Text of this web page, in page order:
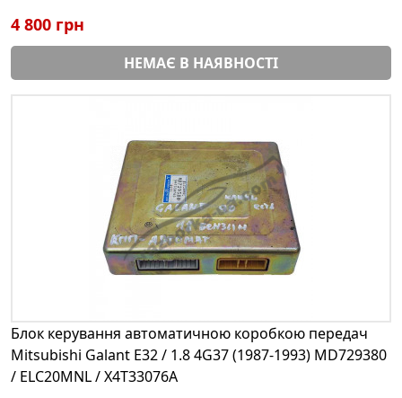
4 800 грн
НЕМАЄ В НАЯВНОСТІ
Блок керування автоматичною коробкою передач
Mitsubishi Galant E32 / 1.8 4G37 (1987-1993) MD729380
/ ELC20MNL / X4T33076A